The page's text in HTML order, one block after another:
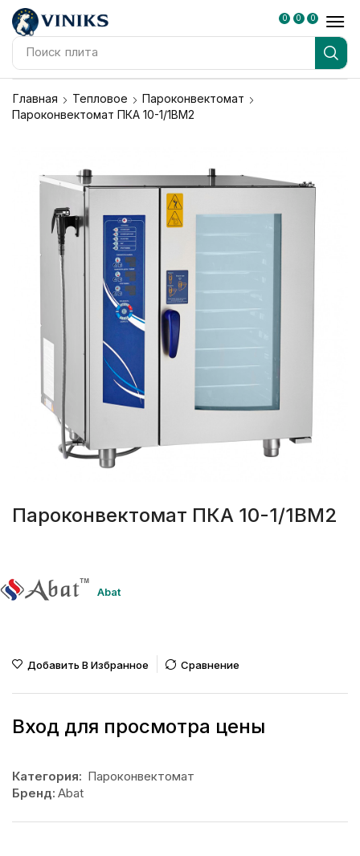
Поиск плита
0 0 0
Главная Тепловое
Пароконвектомат
Пароконвектомат ПКА 10-1/1ВМ2
Пароконвектомат ПКА 10-1/1ВМ2
Abat
Добавить В Избранное Сравнение
Вход для просмотра цены
Категория: Пароконвектомат
Бренд: Abat